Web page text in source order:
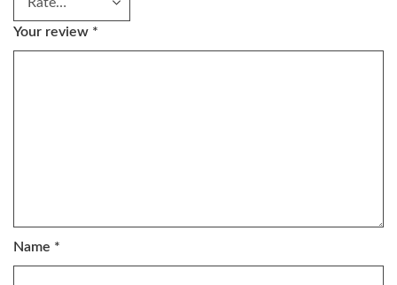
Your review *
Name *